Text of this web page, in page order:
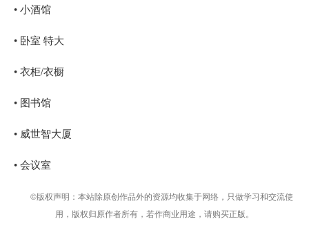
• 小酒馆
• 卧室 特大
• 衣柜/衣橱
• 图书馆
• 威世智大厦
• 会议室
©版权声明：本站除原创作品外的资源均收集于网络，只做学习和交流使
用，版权归原作者所有，若作商业用途，请购买正版。